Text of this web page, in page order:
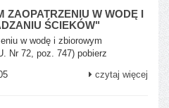
ZAOPATRZENIU W WODĘ I
ŚCIEKÓW"
w wodę i zbiorowym
Nr 72, poz. 747) pobierz
czytaj więcej